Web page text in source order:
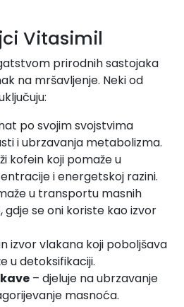
Vitasimil
prirodnih sastojaka
na mršavljenje. Neki od
po svojim svojstvima
i ubrzavanja metabolizma.
kofein koji pomaže u
i energetskoj razini.
u transportu masnih
gdje se oni koriste kao izvor
izvor vlakana koji poboljšava
u detoksifikaciji.
– djeluje na ubrzavanje
masnoća.